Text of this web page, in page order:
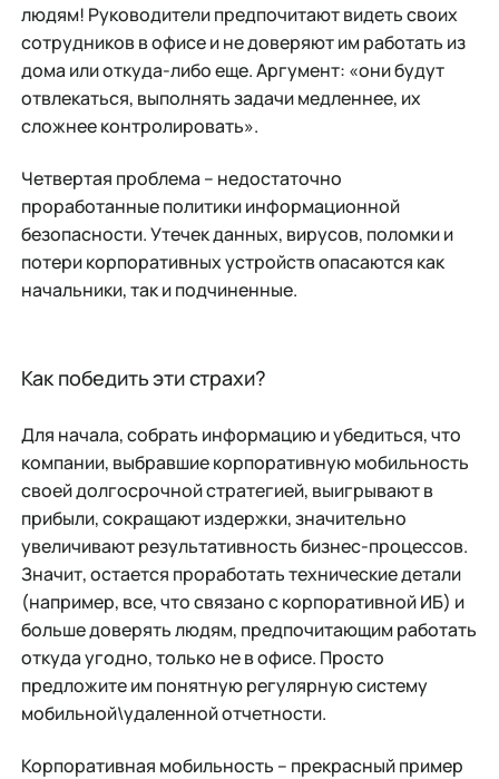
людям! Руководители предпочитают видеть своих
сотрудников в офисе и не доверяют им работать из
дома или откуда-либо еще. Аргумент: «они будут
отвлекаться, выполнять задачи медленнее, их
сложнее контролировать».
Четвертая проблема – недостаточно
проработанные политики информационной
безопасности. Утечек данных, вирусов, поломки и
потери корпоративных устройств опасаются как
начальники, так и подчиненные.
Как победить эти страхи?
Для начала, собрать информацию и убедиться, что
компании, выбравшие корпоративную мобильность
своей долгосрочной стратегией, выигрывают в
прибыли, сокращают издержки, значительно
увеличивают результативность бизнес-процессов.
Значит, остается проработать технические детали
(например, все, что связано с корпоративной ИБ) и
больше доверять людям, предпочитающим работать
откуда угодно, только не в офисе. Просто
предложите им понятную регулярную систему
мобильной\удаленной отчетности.
Корпоративная мобильность – прекрасный пример